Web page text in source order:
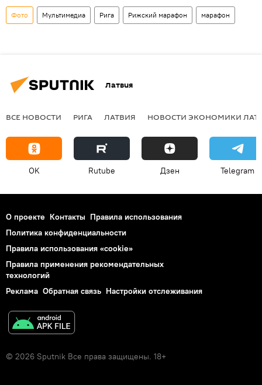
Фото Мультимедиа Рига Рижский марафон марафон
Латвия
ВСЕ НОВОСТИ РИГА ЛАТВИЯ НОВОСТИ ЭКОНОМИКИ
OK Rutube Дзен Telegram
О проекте Контакты Правила использования
Политика конфиденциальности
Правила использования «cookie»
Правила применения рекомендательных
технологий
Реклама Обратная связь Настройки отслеживания
© 2026 Sputnik Все права защищены. 18+